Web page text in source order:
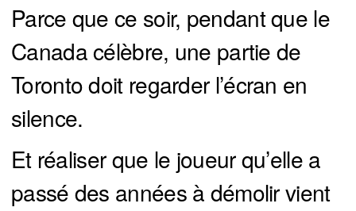
Parce que ce soir, pendant que le
Canada célèbre, une partie de
Toronto doit regarder l’écran en
silence.
Et réaliser que le joueur qu’elle a
passé des années à démolir vient